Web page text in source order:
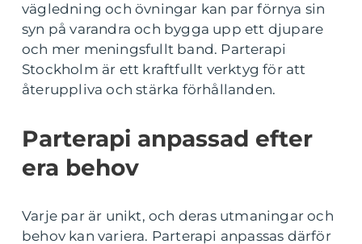
vägledning och övningar kan par förnya sin
syn på varandra och bygga upp ett djupare
och mer meningsfullt band. Parterapi
Stockholm är ett kraftfullt verktyg för att
återuppliva och stärka förhållanden.
Parterapi anpassad efter
era behov
Varje par är unikt, och deras utmaningar och
behov kan variera. Parterapi anpassas därför